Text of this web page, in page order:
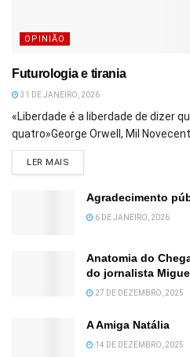
OPINIÃO
Futurologia e tirania
31 DE JANEIRO, 2026
«Liberdade é a liberdade de dizer
quatro»George Orwell, Mil
LER MAIS
Agradecimento
6 DE JANEIRO, 2026
Anatomia do
do jornalista
27 DE DEZEMBRO, 2025
A Amiga Natália
14 DE DEZEMBRO, 2025